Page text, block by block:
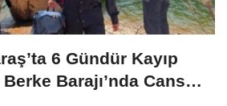
6 Gündür Kayıp
Barajı’nda Cansız